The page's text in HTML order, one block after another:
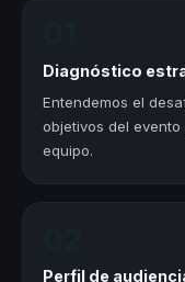
Diagnóstico
Entendemos el
objetivos del
equipo.
Perfil de